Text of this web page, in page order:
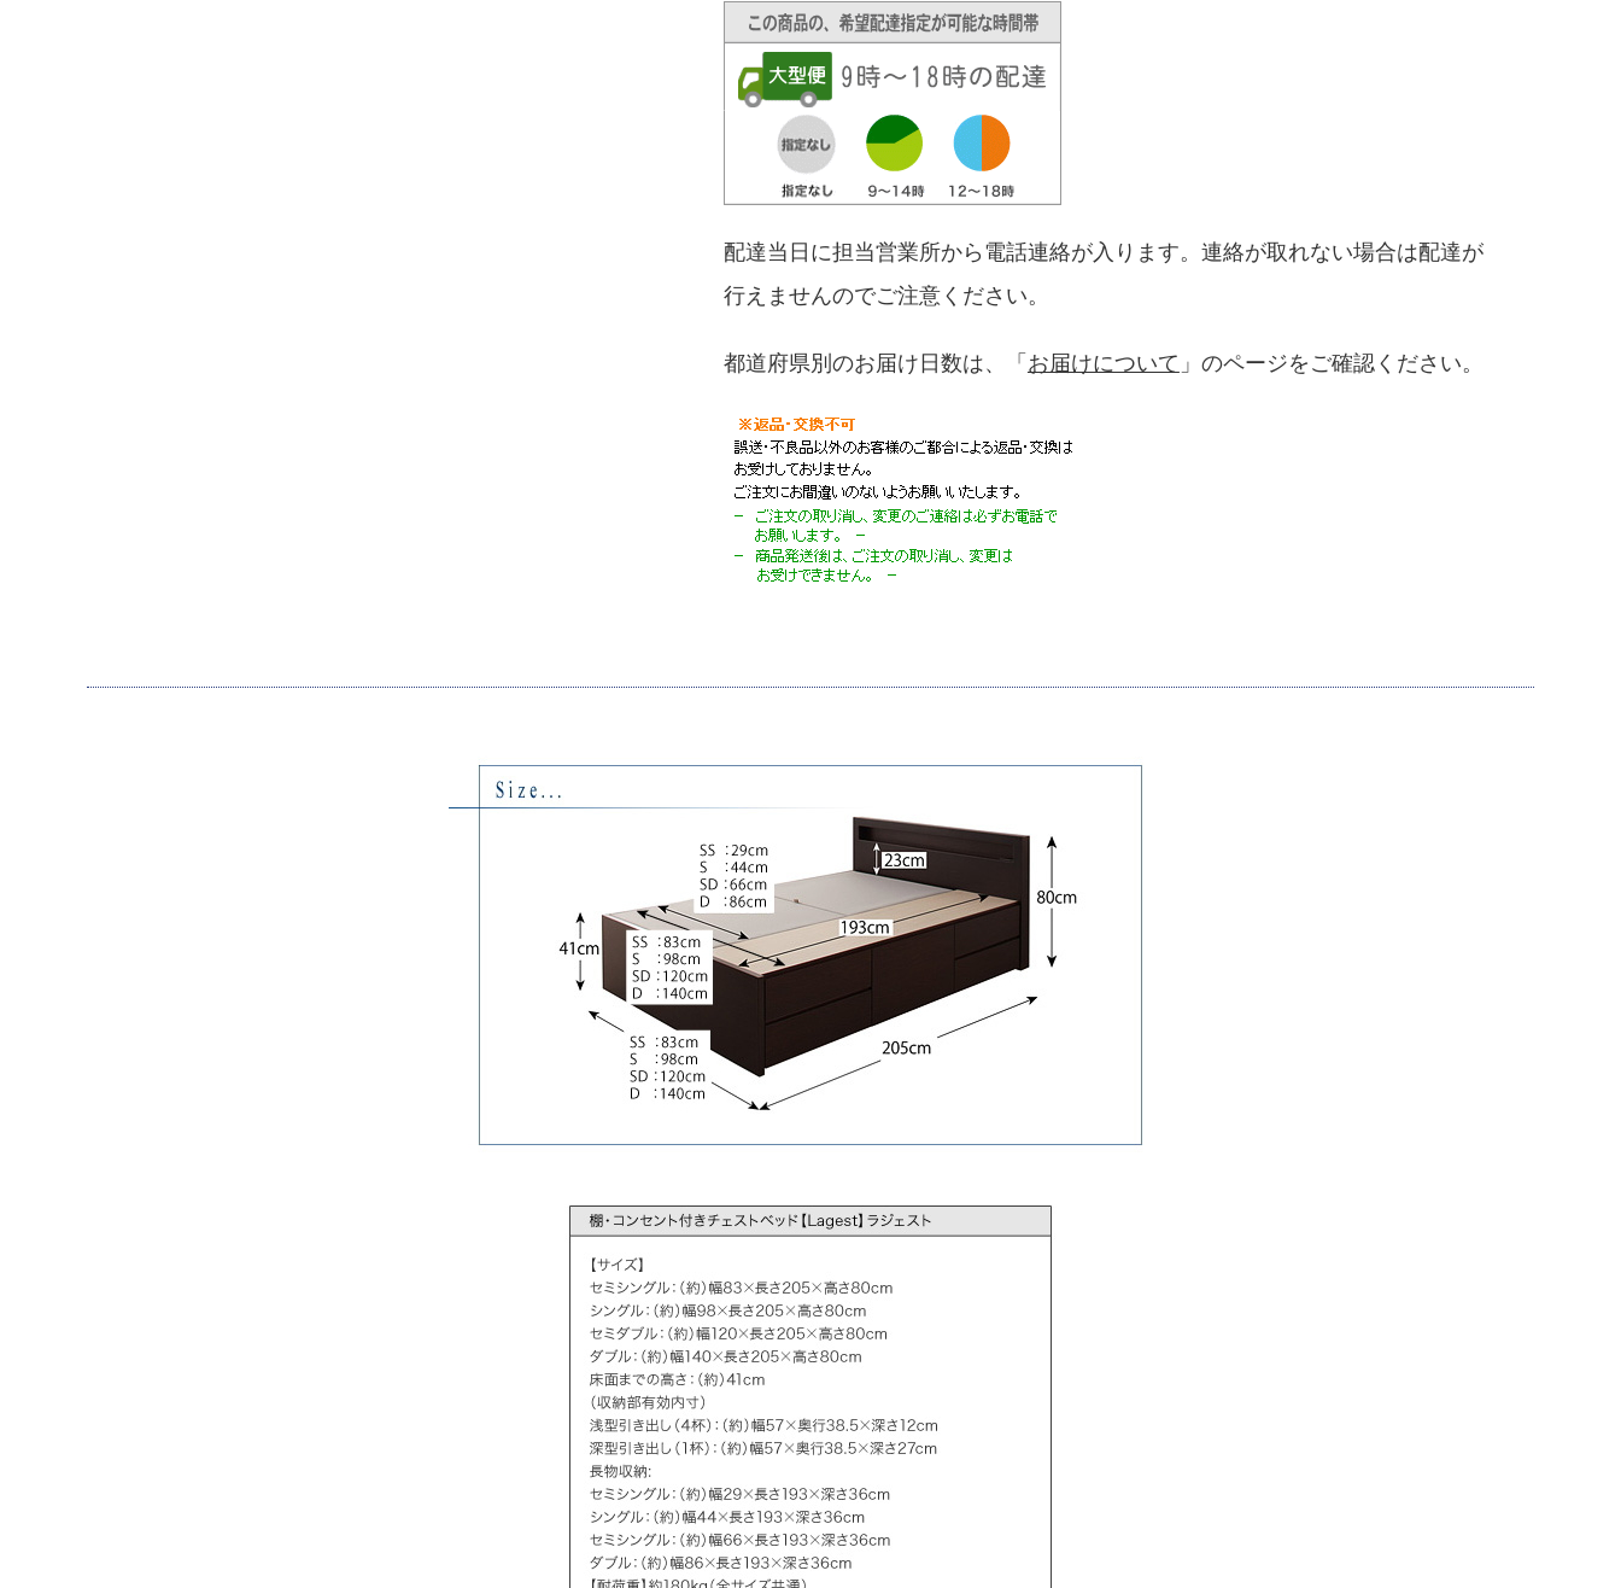
配達当日に担当営業所から電話連絡が入ります。連絡が取れない場合は配達が
行えませんのでご注意ください。
都道府県別のお届け日数は、「 お届けについて 」のページをご確認ください。